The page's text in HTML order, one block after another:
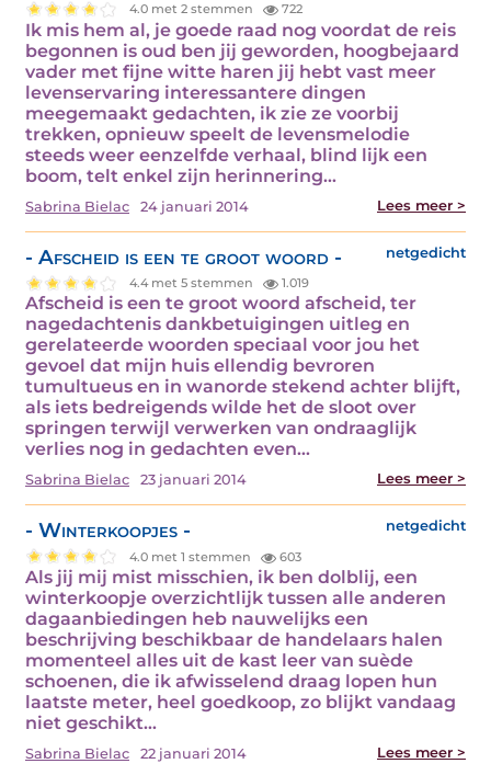
4.0 met 2 stemmen 722
Ik mis hem al, je goede raad nog voordat de reis
begonnen is oud ben jij geworden, hoogbejaard
vader met fijne witte haren jij hebt vast meer
levenservaring interessantere dingen
meegemaakt gedachten, ik zie ze voorbij
trekken, opnieuw speelt de levensmelodie
steeds weer eenzelfde verhaal, blind lijk een
boom, telt enkel zijn herinnering…
Sabrina Bielac 24 januari 2014 Lees meer >
- Afscheid is een te groot woord - netgedicht
4.4 met 5 stemmen 1.019
Afscheid is een te groot woord afscheid, ter
nagedachtenis dankbetuigingen uitleg en
gerelateerde woorden speciaal voor jou het
gevoel dat mijn huis ellendig bevroren
tumultueus en in wanorde stekend achter blijft,
als iets bedreigends wilde het de sloot over
springen terwijl verwerken van ondraaglijk
verlies nog in gedachten even…
Sabrina Bielac 23 januari 2014 Lees meer >
- Winterkoopjes - netgedicht
4.0 met 1 stemmen 603
Als jij mij mist misschien, ik ben dolblij, een
winterkoopje overzichtlijk tussen alle anderen
dagaanbiedingen heb nauwelijks een
beschrijving beschikbaar de handelaars halen
momenteel alles uit de kast leer van suède
schoenen, die ik afwisselend draag lopen hun
laatste meter, heel goedkoop, zo blijkt vandaag
niet geschikt…
Sabrina Bielac 22 januari 2014 Lees meer >